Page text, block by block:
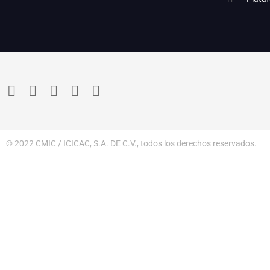
© 2022 CMIC / ICICAC, S.A. DE C.V., todos los derechos reservados.